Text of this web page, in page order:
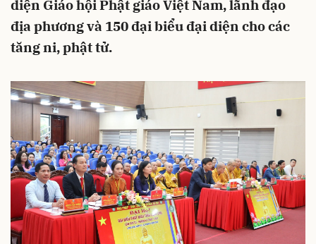
diện Giáo hội Phật giáo Việt Nam, lãnh đạo
địa phương và 150 đại biểu đại diện cho các
tăng ni, phật tử.